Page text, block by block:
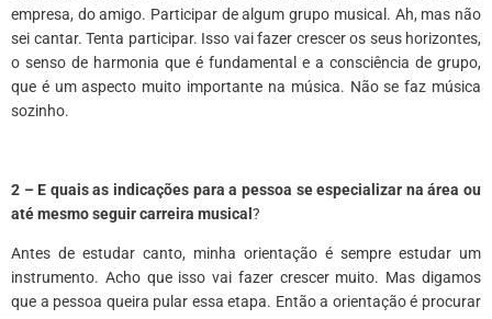
empresa, do amigo. Participar de algum grupo musical. Ah, mas não
sei cantar. Tenta participar. Isso vai fazer crescer os seus horizontes,
o senso de harmonia que é fundamental e a consciência de grupo,
que é um aspecto muito importante na música. Não se faz música
sozinho.
2 – E quais as indicações para a pessoa se especializar na área ou
até mesmo seguir carreira musical ?
Antes de estudar canto, minha orientação é sempre estudar um
instrumento. Acho que isso vai fazer crescer muito. Mas digamos
que a pessoa queira pular essa etapa. Então a orientação é procurar